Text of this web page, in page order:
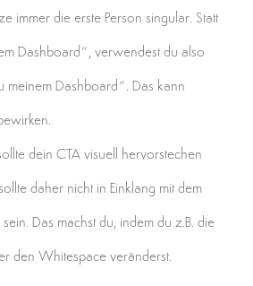
immer die erste Person singular. Statt
Dashboard“, verwendest du also
meinem Dashboard“. Das kann
dein CTA visuell hervorstechen
daher nicht in Einklang mit dem
Das machst du, indem du z.B. die
den Whitespace veränderst.